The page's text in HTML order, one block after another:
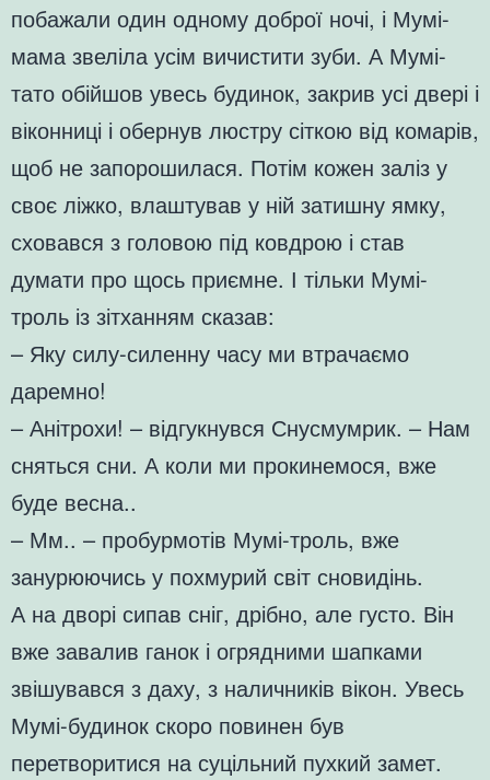
побажали один одному доброї ночі, і Мумі-
мама звеліла усім вичистити зуби. А Мумі-
тато обійшов увесь будинок, закрив усі двері і
віконниці і обернув люстру сіткою від комарів,
щоб не запорошилася. Потім кожен заліз у
своє ліжко, влаштував у ній затишну ямку,
сховався з головою під ковдрою і став
думати про щось приємне. І тільки Мумі-
троль із зітханням сказав:
– Яку силу-силенну часу ми втрачаємо
даремно!
– Анітрохи! – відгукнувся Снусмумрик. – Нам
сняться сни. А коли ми прокинемося, вже
буде весна..
– Мм.. – пробурмотів Мумі-троль, вже
занурюючись у похмурий світ сновидінь.
А на дворі сипав сніг, дрібно, але густо. Він
вже завалив ганок і огрядними шапками
звішувався з даху, з наличників вікон. Увесь
Мумі-будинок скоро повинен був
перетворитися на суцільний пухкий замет.